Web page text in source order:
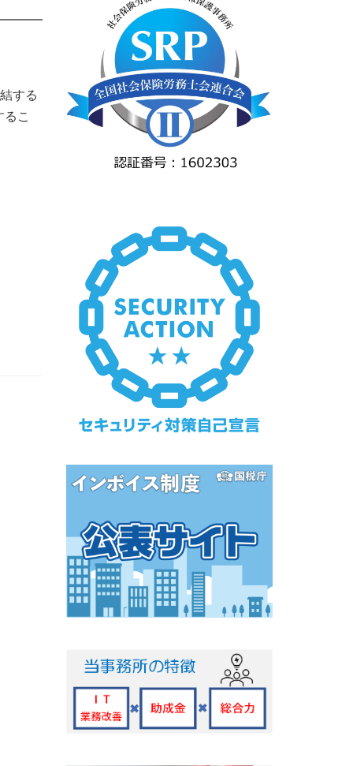
する
こ